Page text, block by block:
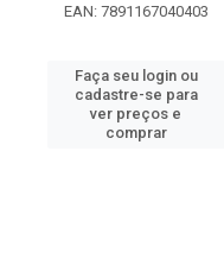
EAN: 7891167040403
Faça seu login ou
cadastre-se para
ver preços e
comprar